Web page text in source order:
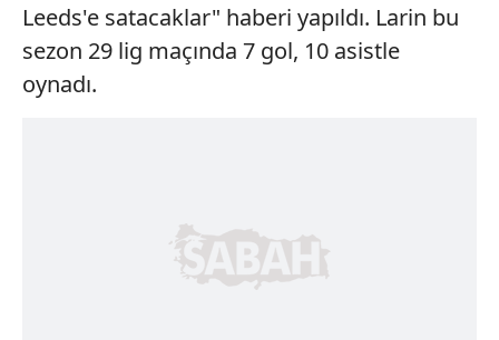
Leeds'e satacaklar" haberi yapıldı. Larin bu
sezon 29 lig maçında 7 gol, 10 asistle
oynadı.